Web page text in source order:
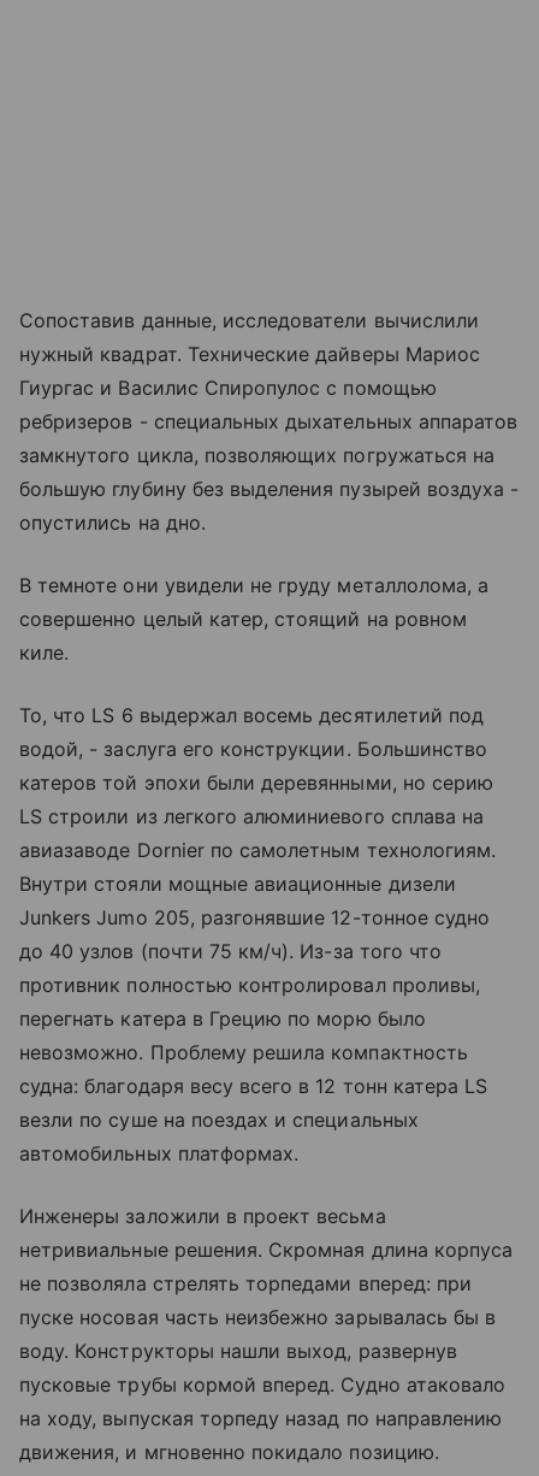
Сопоставив данные, исследователи вычислили
нужный квадрат. Технические дайверы Мариос
Гиургас и Василис Спиропулос с помощью
ребризеров - специальных дыхательных аппаратов
замкнутого цикла, позволяющих погружаться на
большую глубину без выделения пузырей воздуха -
опустились на дно.
В темноте они увидели не груду металлолома, а
совершенно целый катер, стоящий на ровном
киле.
То, что LS 6 выдержал восемь десятилетий под
водой, - заслуга его конструкции. Большинство
катеров той эпохи были деревянными, но серию
LS строили из легкого алюминиевого сплава на
авиазаводе Dornier по самолетным технологиям.
Внутри стояли мощные авиационные дизели
Junkers Jumo 205, разгонявшие 12-тонное судно
до 40 узлов (почти 75 км/ч). Из-за того что
противник полностью контролировал проливы,
перегнать катера в Грецию по морю было
невозможно. Проблему решила компактность
судна: благодаря весу всего в 12 тонн катера LS
везли по суше на поездах и специальных
автомобильных платформах.
Инженеры заложили в проект весьма
нетривиальные решения. Скромная длина корпуса
не позволяла стрелять торпедами вперед: при
пуске носовая часть неизбежно зарывалась бы в
воду. Конструкторы нашли выход, развернув
пусковые трубы кормой вперед. Судно атаковало
на ходу, выпуская торпеду назад по направлению
движения, и мгновенно покидало позицию.